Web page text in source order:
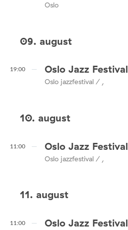
Oslo
09. august
19:00 Oslo Jazz Festival
Oslo jazzfestival / ,
10. august
11:00 Oslo Jazz Festival
Oslo jazzfestival / ,
11. august
11:00 Oslo Jazz Festival